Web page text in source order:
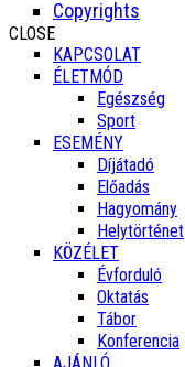
Copyrights
CLOSE
KAPCSOLAT
ÉLETMÓD
Egészség
Sport
ESEMÉNY
Díjátadó
Előadás
Hagyomány
Helytörténet
KÖZÉLET
Évforduló
Oktatás
Tábor
Konferencia
AJÁNLÓ